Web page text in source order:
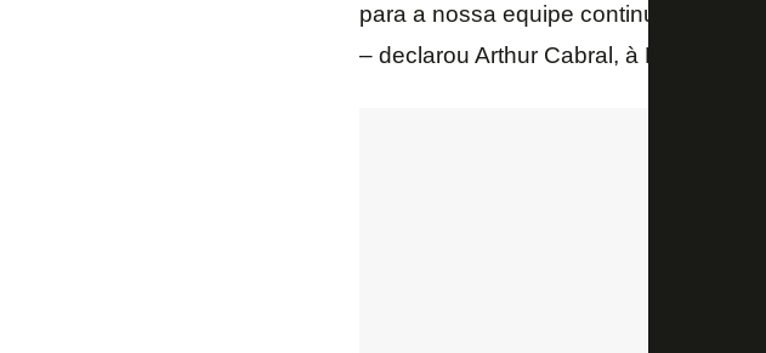
para a nossa equipe continuar
– declarou Arthur Cabral, à Botafogo TV.